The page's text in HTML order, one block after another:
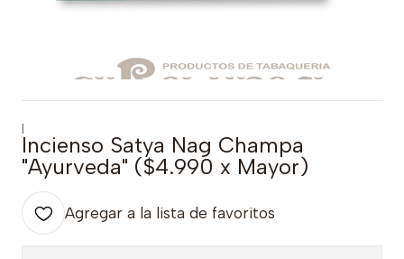
|
Incienso Satya Nag Champa
"Ayurveda" ($4.990 x Mayor)
Agregar a la lista de favoritos